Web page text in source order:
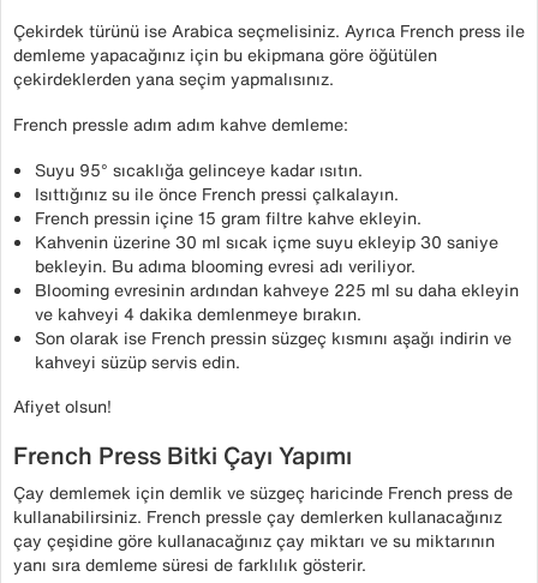
Çekirdek türünü ise Arabica seçmelisiniz. Ayrıca French press ile
demleme yapacağınız için bu ekipmana göre öğütülen
çekirdeklerden yana seçim yapmalısınız.
French pressle adım adım kahve demleme:
Suyu 95° sıcaklığa gelinceye kadar ısıtın.
Isıttığınız su ile önce French pressi çalkalayın.
French pressin içine 15 gram filtre kahve ekleyin.
Kahvenin üzerine 30 ml sıcak içme suyu ekleyip 30 saniye
bekleyin. Bu adıma blooming evresi adı veriliyor.
Blooming evresinin ardından kahveye 225 ml su daha ekleyin
ve kahveyi 4 dakika demlenmeye bırakın.
Son olarak ise French pressin süzgeç kısmını aşağı indirin ve
kahveyi süzüp servis edin.
Afiyet olsun!
French Press Bitki Çayı Yapımı
Çay demlemek için demlik ve süzgeç haricinde French press de
kullanabilirsiniz. French pressle çay demlerken kullanacağınız
çay çeşidine göre kullanacağınız çay miktarı ve su miktarının
yanı sıra demleme süresi de farklılık gösterir.